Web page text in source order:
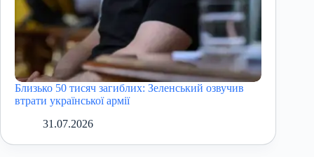
Близько 50 тисяч загиблих: Зеленський озвучив
втрати української армії
31.07.2026